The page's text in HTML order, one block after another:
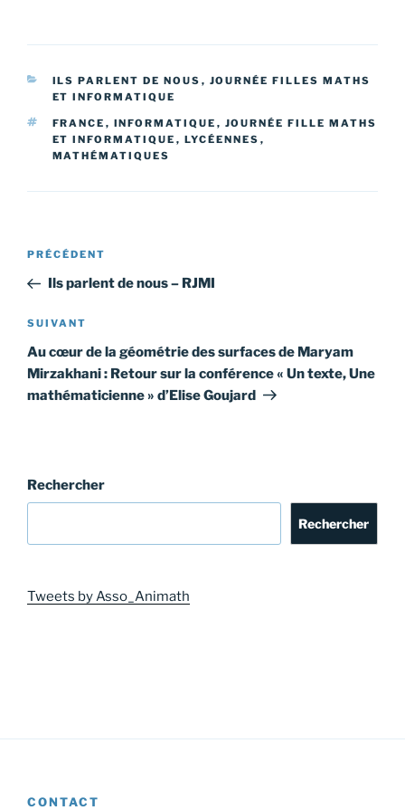
CATÉGORIES
ILS PARLENT DE NOUS , JOURNÉE FILLES MATHS
ET INFORMATIQUE
ÉTIQUETTES
FRANCE , INFORMATIQUE , JOURNÉE FILLE MATHS
ET INFORMATIQUE , LYCÉENNES ,
MATHÉMATIQUES
Navigation
l’article
Article
précédent
PRÉCÉDENT
Ils parlent de nous – RJMI
Article
suivant
SUIVANT
Au cœur de la géométrie des surfaces de Maryam
Mirzakhani : Retour sur la conférence « Un texte, Une
mathématicienne » d’Elise Goujard
Rechercher
Rechercher
Tweets by Asso_Animath
CONTACT